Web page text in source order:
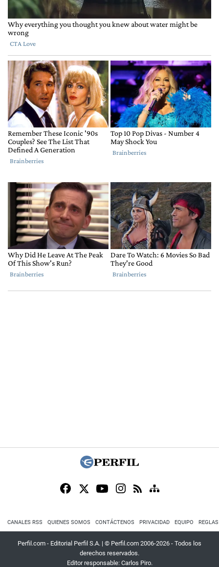
CANALES RSS QUIENES SOMOS CONTÁCTENOS PRIVACIDAD EQUIPO
Perfil.com - Editorial Perfil S.A. | © Perfil.com 2006-2026 - Todos los
derechos reservados.
Editor responsable: Carlos Piro.